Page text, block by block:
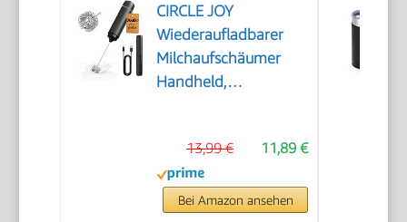
CIRCLE JOY
Wiederaufladbarer
Milchaufschäumer
Handheld,
Tragbarer
Handaufschäumer,
Zauberstab,
11,89 €
13,99 €
Bei Amazon ansehen